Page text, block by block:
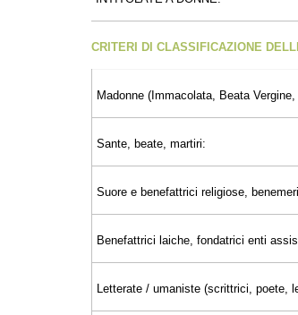
CRITERI DI CLASSIFICAZIONE
Madonne (Immacolata, Beata
Sante, beate, martiri:
Suore e benefattrici religiose,
Benefattrici laiche, fondatrici enti
Letterate / umaniste (scrittrici, poete,